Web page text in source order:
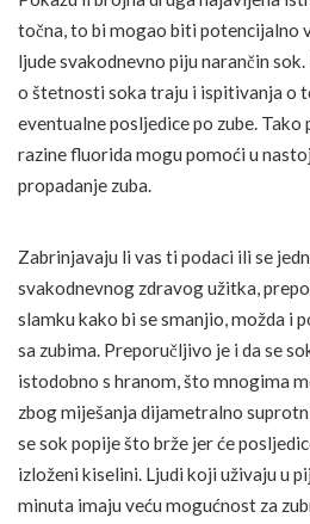
točna, to bi mogao biti potencijalno
ljude svakodnevno piju narančin
o štetnosti soka traju i ispitivanja o
eventualne posljedice po zube. Tako
razine fluorida mogu pomoći u
propadanje zuba.
Zabrinjavaju li vas ti podaci ili se
svakodnevnog zdravog užitka,
slamku kako bi se smanjio, možda i
sa zubima. Preporučljivo je i da se
istodobno s hranom, što mnogima
zbog miješanja dijametralno
se sok popije što brže jer će
izloženi kiselini. Ljudi koji uživaju u
minuta imaju veću mogućnost za